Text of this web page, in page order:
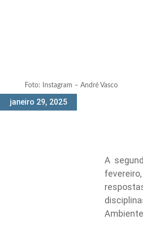
Foto: Instagram – André Vasco
janeiro 29, 2025
A